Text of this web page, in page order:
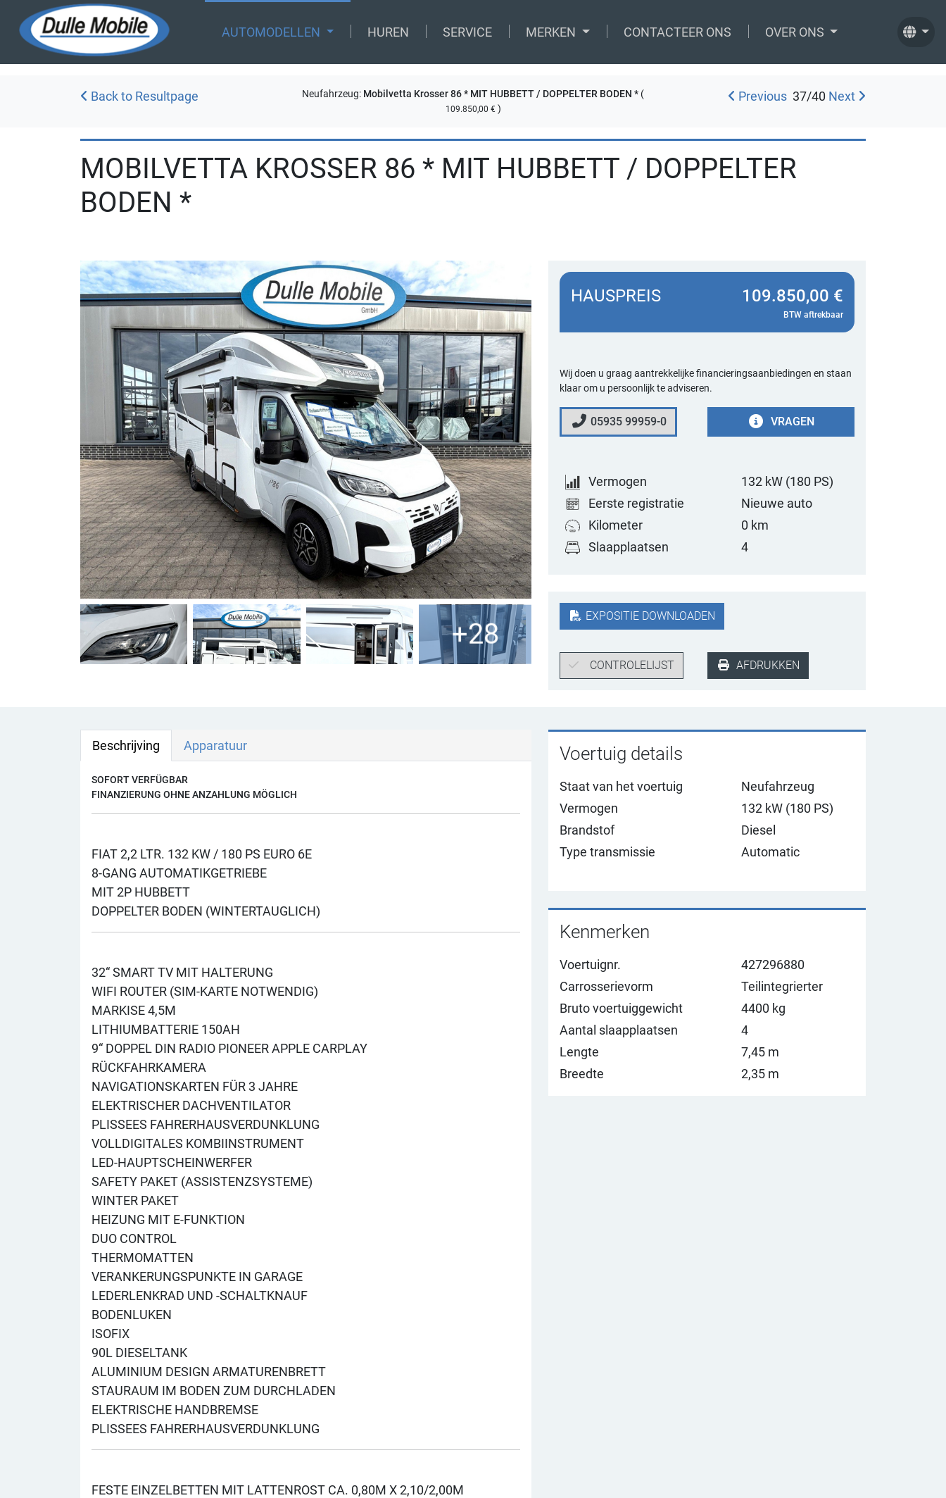
AUTOMODELLEN HUREN SERVICE MERKEN CONTACTEER ONS OVER ONS
Back to Resultpage Neufahrzeug: Mobilvetta Krosser 86 * MIT HUBBETT / DOPPELTER BODEN * (
109.850,00 € )
Previous 37/40 Next
MOBILVETTA KROSSER 86 * MIT HUBBETT / DOPPELTER
BODEN *
+28
HAUSPREIS 109.850,00 €
BTW aftrekbaar
Wij doen u graag aantrekkelijke financieringsaanbiedingen en staan ​​
klaar om u persoonlijk te adviseren.
05935 99959-0 VRAGEN
Vermogen 132 kW (180 PS)
Eerste registratie
Nieuwe auto
Kilometer
0 km
Slaapplaatsen
4
EXPOSITIE DOWNLOADEN
CONTROLELIJST AFDRUKKEN
Beschrijving Apparatuur
SOFORT VERFÜGBAR
FINANZIERUNG OHNE ANZAHLUNG MÖGLICH
FIAT 2,2 LTR. 132 KW / 180 PS EURO 6E
8-GANG AUTOMATIKGETRIEBE
MIT 2P HUBBETT
DOPPELTER BODEN (WINTERTAUGLICH)
32“ SMART TV MIT HALTERUNG
WIFI ROUTER (SIM-KARTE NOTWENDIG)
MARKISE 4,5M
LITHIUMBATTERIE 150AH
9“ DOPPEL DIN RADIO PIONEER APPLE CARPLAY
RÜCKFAHRKAMERA
NAVIGATIONSKARTEN FÜR 3 JAHRE
ELEKTRISCHER DACHVENTILATOR
PLISSEES FAHRERHAUSVERDUNKLUNG
VOLLDIGITALES KOMBIINSTRUMENT
LED-HAUPTSCHEINWERFER
SAFETY PAKET (ASSISTENZSYSTEME)
WINTER PAKET
HEIZUNG MIT E-FUNKTION
DUO CONTROL
THERMOMATTEN
VERANKERUNGSPUNKTE IN GARAGE
LEDERLENKRAD UND -SCHALTKNAUF
BODENLUKEN
ISOFIX
90L DIESELTANK
ALUMINIUM DESIGN ARMATURENBRETT
STAURAUM IM BODEN ZUM DURCHLADEN
ELEKTRISCHE HANDBREMSE
PLISSEES FAHRERHAUSVERDUNKLUNG
FESTE EINZELBETTEN MIT LATTENROST CA. 0,80M X 2,10/2,00M
Voertuig details
Staat van het voertuig
Neufahrzeug
Vermogen
132 kW (180 PS)
Brandstof
Diesel
Type transmissie
Automatic
Kenmerken
Voertuignr.
427296880
Carrosserievorm
Teilintegrierter
Bruto voertuiggewicht
4400 kg
Aantal slaapplaatsen
4
Lengte
7,45 m
Breedte
2,35 m